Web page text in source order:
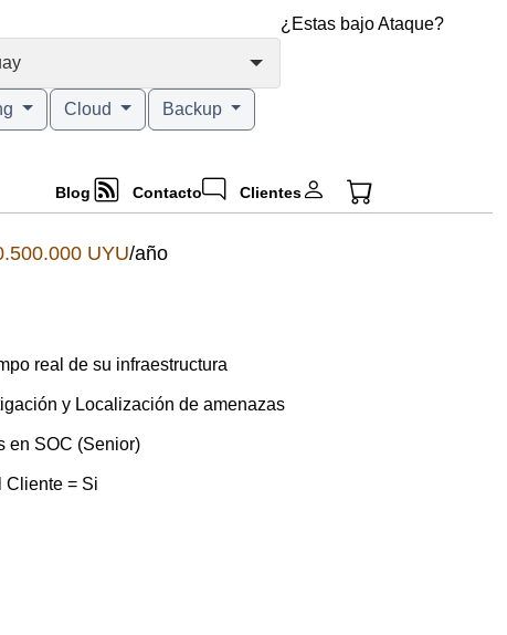
¿Estas bajo Ataque?
Cloud Backup
Blog Contacto Clientes
UYU/año
real de su infraestructura
y Localización de amenazas
en SOC (Senior)
Cliente = Si